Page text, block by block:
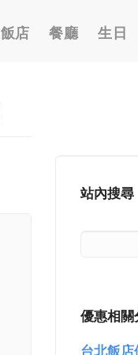
飯店 餐廳 生日
站內搜尋
優惠相關
台北飯店